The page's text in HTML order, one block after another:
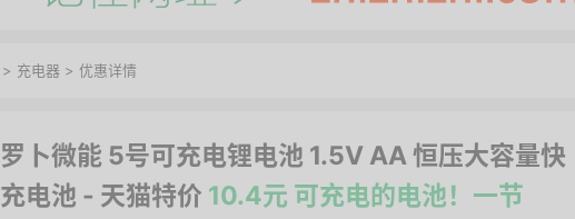
> 充电器 > 优惠详情
罗卜微能 5号可充电锂电池 1.5V AA 恒压大容量快
充电池 - 天猫特价 10.4元 可充电的电池！一节